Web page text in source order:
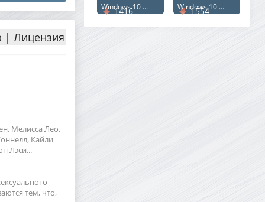
| Лицензия
Мелисса Лео,
Кайли
Лэси...
тем, что,
1416
Windows 10 ...
1554
Windows 10 ...